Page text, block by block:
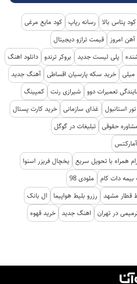
کود پتاس بالا رسانه رپاپ کود مایع مرغی
امروز
قیمت ترازو دیجیتال
پلی لیست جدید بروکر ترندو دانلود اهنگ
میلی خرید سکه پارسیان اقساطی آهنگ جدید
تعمیرات دوو شیرازی رنت کمپینگ
تور استانبول غذای سازمانی خرید کارت پستال
حقوقی تبلیغات در گوگل
همراه با تحویل سریع یخچال فریزر اسنوا
بیمه دات کام
ملودی 98
قطار مشهد رزرو بلیط هواپیما
ال بانک
در تهران اهنگ جدید خرید قهوه